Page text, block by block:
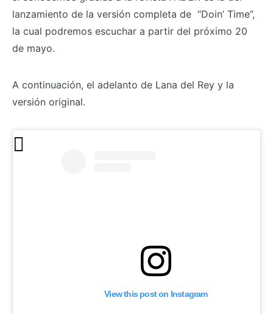
lanzamiento de la versión completa de “Doin’ Time”,
la cual podremos escuchar a partir del próximo 20
de mayo.
A continuación, el adelanto de Lana del Rey y la
versión original.
View this post on Instagram